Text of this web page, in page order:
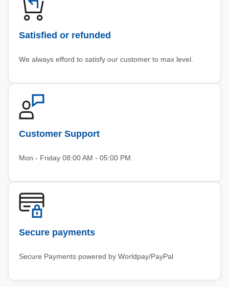
Satisfied or refunded
We always efford to satisfy our customer to max level.
Customer Support
Mon - Friday 08:00 AM - 05:00 PM.
Secure payments
Secure Payments powered by Worldpay/PayPal